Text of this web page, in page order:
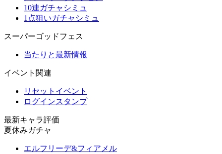
10連ガチャシミュ
1点狙いガチャシミュ
スーパーゴッドフェス
当たりと最新情報
イベント関連
リセットイベント
ログインスタンプ
最新キャラ評価
夏休みガチャ
エルフリーデ&フィアメル